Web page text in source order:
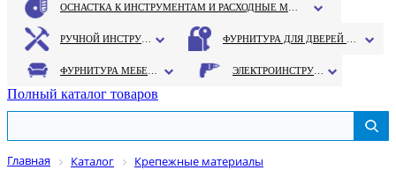
Полный каталог товаров
Главная Каталог
Крепежные материалы